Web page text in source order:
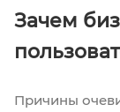
Зачем
Причины